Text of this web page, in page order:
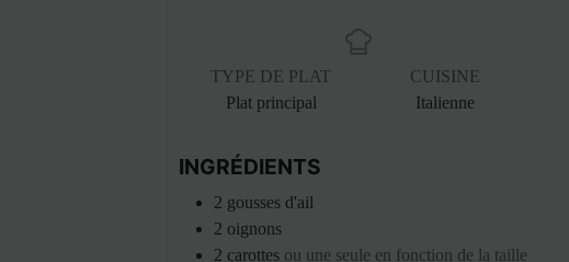
TYPE DE PLAT
Plat principal
CUISINE
Italienne
INGRÉDIENTS
2 gousses d'ail
2 oignons
2 carottes ou une seule en fonction de la taille